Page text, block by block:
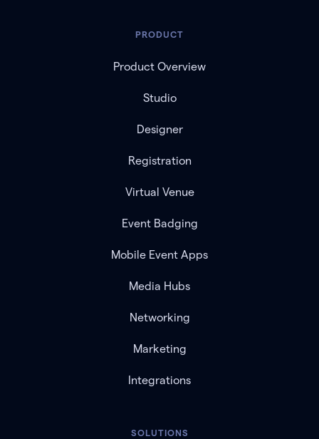
PRODUCT
Product Overview
Studio
Designer
Registration
Virtual Venue
Event Badging
Mobile Event Apps
Media Hubs
Networking
Marketing
Integrations
SOLUTIONS